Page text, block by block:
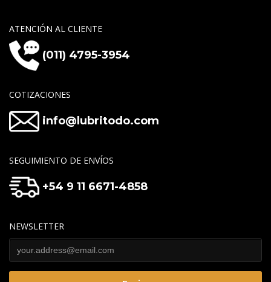
ATENCIÓN AL CLIENTE
(011) 4795-3954
COTIZACIONES
info@lubritodo.com
SEGUIMIENTO DE ENVÍOS
+54 9 11 6671-4858
NEWSLETTER